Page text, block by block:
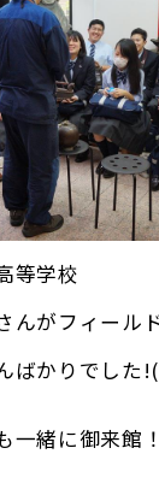
等学校
んがフィール
ばかりでした
一緒に御来館